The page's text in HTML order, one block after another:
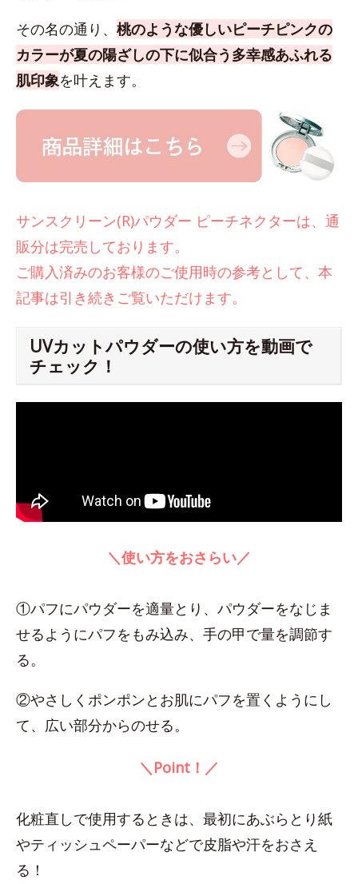
その名の通り、 桃のような優しいピーチピンクの
カラーが夏の陽ざしの下に似合う多幸感あふれる
肌印象を叶えます。
サンスクリーン(R)パウダー ピーチネクターは、通
販分は完売しております。
ご購入済みのお客様のご使用時の参考として、本
記事は引き続きご覧いただけます。
UVカットパウダーの使い方を動画で
チェック！
＼使い方をおさらい／
①パフにパウダーを適量とり、パウダーをなじま
せるようにパフをもみ込み、手の甲で量を調節す
る。
②やさしくポンポンとお肌にパフを置くようにし
て、広い部分からのせる。
＼Point！／
化粧直しで使用するときは、最初にあぶらとり紙
やティッシュペーパーなどで皮脂や汗をおさえ
る！